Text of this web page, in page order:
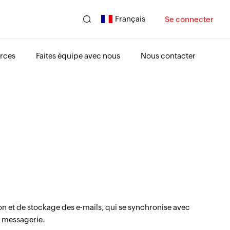
Français Se connecter
Faites équipe avec nous Nous contacter
et de stockage des e-mails, qui se synchronise avec